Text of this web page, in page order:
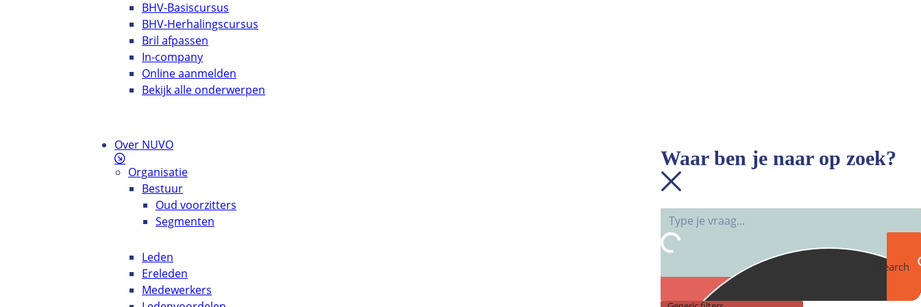
BHV-Basiscursus
BHV-Herhalingscursus
Bril afpassen
In-company
Online aanmelden
Bekijk alle onderwerpen
Over NUVO
Organisatie
Bestuur
Oud voorzitters
Segmenten
Leden
Ereleden
Medewerkers
Waar ben je naar op zoek?
Search